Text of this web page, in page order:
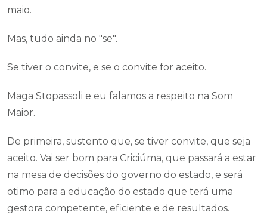
maio.
Mas, tudo ainda no "se".
Se tiver o convite, e se o convite for aceito.
Maga Stopassoli e eu falamos a respeito na Som
Maior.
De primeira, sustento que, se tiver convite, que seja
aceito. Vai ser bom para Criciúma, que passará a estar
na mesa de decisões do governo do estado, e será
otimo para a educação do estado que terá uma
gestora competente, eficiente e de resultados.